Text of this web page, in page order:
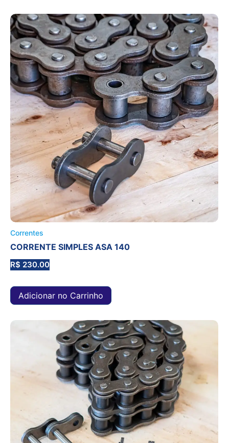
Correntes
CORRENTE SIMPLES ASA 140
R$ 230.00
Adicionar no Carrinho